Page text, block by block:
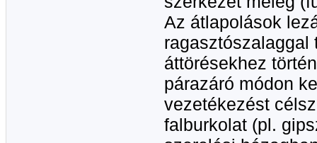
Az átlapolások
ragasztószalaggal
áttörésekhez
párazáró módon
vezetékezést
falburkolat (pl.